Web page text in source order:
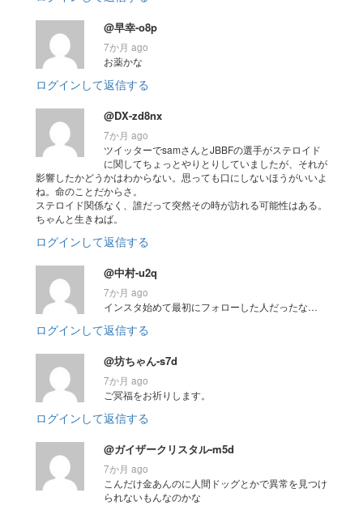
@早幸-o8p
7か月 ago
お薬かな
ログインして返信する
@DX-zd8nx
7か月 ago
ツイッターでsamさんとJBBFの選手がステロイド
に関してちょっとやりとりしていましたが、それが
影響したかどうかはわからない。思っても口にしないほうがいいよ
ね。命のことだからさ。
ステロイド関係なく、誰だって突然その時が訪れる可能性はある。
ちゃんと生きねば。
ログインして返信する
@中村-u2q
7か月 ago
インスタ始めて最初にフォローした人だったな…
ログインして返信する
@坊ちゃん-s7d
7か月 ago
ご冥福をお祈りします。
ログインして返信する
@ガイザークリスタル-m5d
7か月 ago
こんだけ金あんのに人間ドッグとかで異常を見つけ
られないもんなのかな